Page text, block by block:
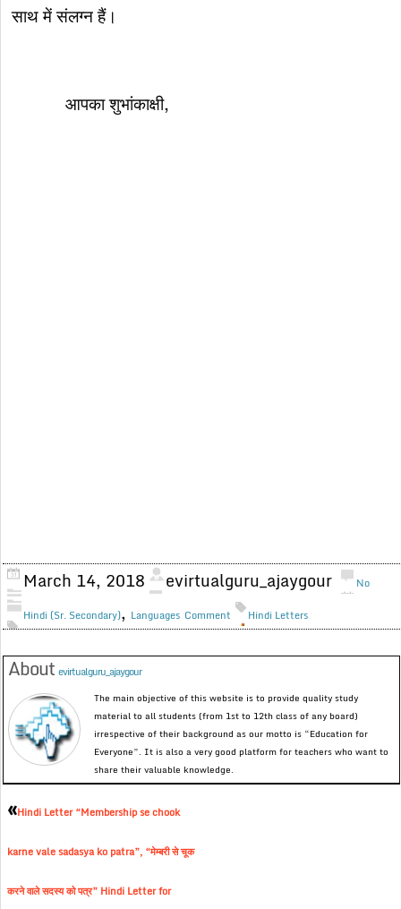
साथ में संलग्न हैं।
आपका शुभांकाक्षी,
March 14, 2018 evirtualguru_ajaygour
Hindi (Sr. Secondary), Languages
No
Comment
Hindi Letters
Aboutevirtualguru_ajaygour
The main objective of this website is to provide quality study
material to all students (from 1st to 12th class of any board)
irrespective of their background as our motto is “Education for
Everyone”. It is also a very good platform for teachers who want to
share their valuable knowledge.
«Hindi Letter “Membership se chook
karne vale sadasya ko patra”, “मेम्बरी से चूक
करने वाले सदस्य को पत्र” Hindi Letter for